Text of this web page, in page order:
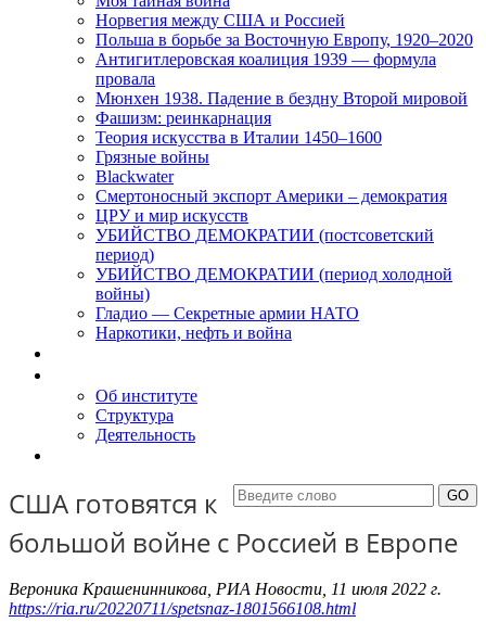
Норвегия между США и Россией
Польша в борьбе за Восточную Европу, 1920–2020
Антигитлеровская коалиция 1939 — формула
провала
Мюнхен 1938. Падение в бездну Второй мировой
Фашизм: реинкарнация
Теория искусства в Италии 1450–1600
Грязные войны
Blackwater
Смертоносный экспорт Америки – демократия
ЦРУ и мир искусств
УБИЙСТВО ДЕМОКРАТИИ (постсоветский
период)
УБИЙСТВО ДЕМОКРАТИИ (период холодной
войны)
Гладио — Секретные армии НАТО
Наркотики, нефть и война
Об институте
Структура
Деятельность
США готовятся к
большой войне с Россией в Европе
Вероника Крашенинникова, РИА Новости, 11 июля 2022 г.
https://ria.ru/20220711/spetsnaz-1801566108.html